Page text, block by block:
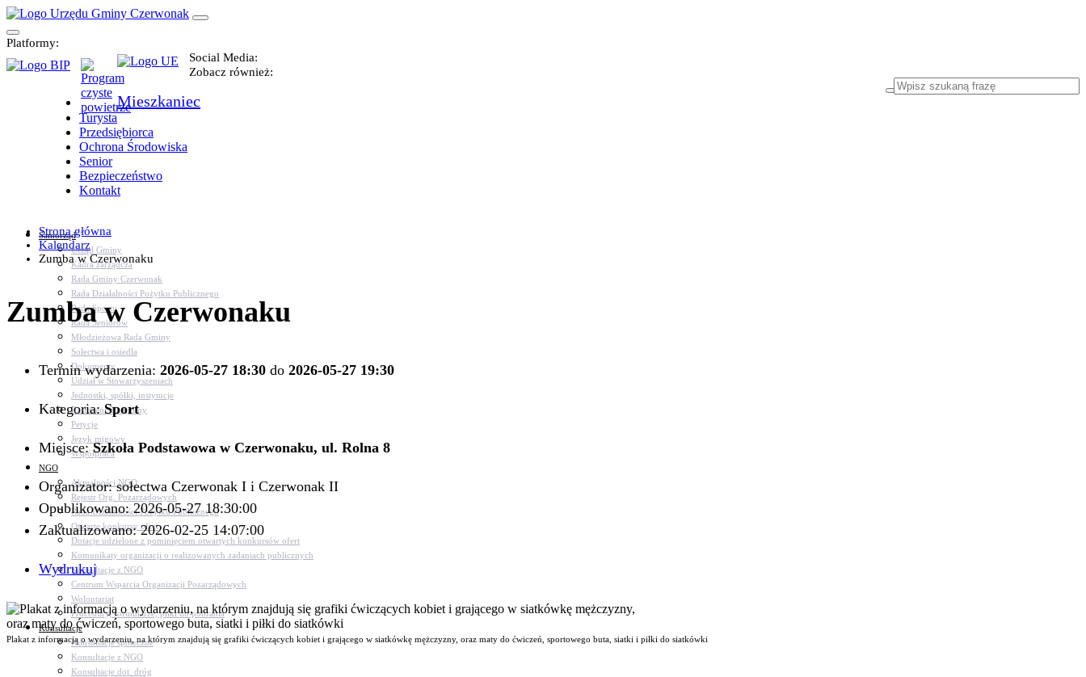
Platformy:
Social Media:
Zobacz również:
Mieszkaniec
Turysta
Przedsiębiorca
Ochrona Środowiska
Senior
Bezpieczeństwo
Kontakt
Samorząd
Urząd Gminy
Kadra zarządcza
Rada Gminy Czerwonak
Rada Działalności Pożytku Publicznego
Rada Sportu
Rada Seniorów
Młodzieżowa Rada Gminy
Sołectwa i osiedla
Dokumenty
Udział w Stowarzyszeniach
Jednostki, spółki, instytucje
Zasłużeni dla gminy
Petycje
Język migowy
Współpraca
NGO
Aktualności NGO
Rejestr Org. Pozarządowych
Rada Działalności Pożytku Publicznego
Otwarte konkursy ofert
Dotacje udzielone z pominięciem otwartych konkursów ofert
Komunikaty organizacji o realizowanych zadaniach publicznych
Konsultacje z NGO
Centrum Wsparcia Organizacji Pozarządowych
Wolontariat
Procedury, formularze, pliki do pobrania
Konsultacje
Konsultacje społeczne
Konsultacje z NGO
Konsultacje dot. dróg
Strona główna
Kalendarz
Zumba w Czerwonaku
Zumba w Czerwonaku
Termin wydarzenia: 2026-05-27 18:30 do 2026-05-27 19:30
Kategoria:Sport
Miejsce:Szkoła Podstawowa w Czerwonaku, ul. Rolna 8
Organizator: sołectwa Czerwonak I i Czerwonak II
Opublikowano: 2026-05-27 18:30:00
Zaktualizowano: 2026-02-25 14:07:00
Wydrukuj
Plakat z informacją o wydarzeniu, na którym znajdują się grafiki ćwiczących kobiet i grającego w siatkówkę mężczyzny, oraz maty do ćwiczeń, sportowego buta, siatki i piłki do siatkówki